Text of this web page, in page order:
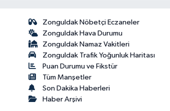
Zonguldak Nöbetçi Eczaneler
Zonguldak Hava Durumu
Zonguldak Namaz Vakitleri
Zonguldak Trafik Yoğunluk Haritası
Puan Durumu ve Fikstür
Tüm Manşetler
Son Dakika Haberleri
Haber Arşivi